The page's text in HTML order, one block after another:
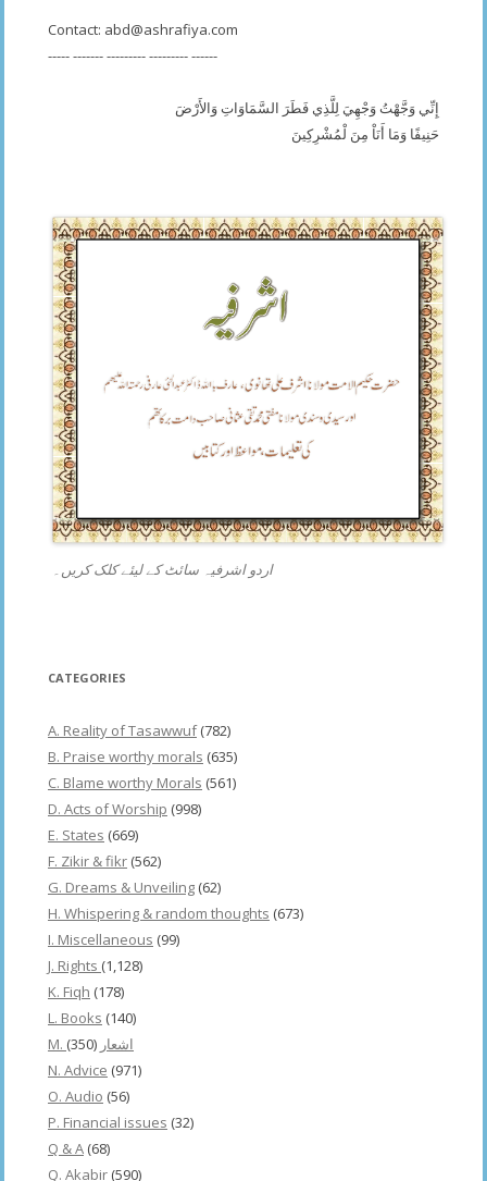
Contact: abd@ashrafiya.com
----- ------- --------- --------- ------
إِنِّي وَجَّهْتُ وَجْهِيَ لِلَّذِي فَطَرَ السَّمَاوَاتِ وَالأَرْضَ
حَنِيفًا وَمَا أَنَاْ مِنَ لْمُشْرِكِينَ
اردو اشرفیہ سائٹ کے لیئے کلک کریں۔
CATEGORIES
A. Reality of Tasawwuf(782)
B. Praise worthy morals (635)
C. Blame worthy Morals (561)
D. Acts of Worship (998)
E. States (669)
F. Zikir & fikr (562)
G. Dreams & Unveiling (62)
H. Whispering & random thoughts (673)
I. Miscellaneous (99)
J. Rights (1,128)
K. Fiqh (178)
L. Books (140)
M. اشعار (350)
N. Advice (971)
O. Audio (56)
P. Financial issues (32)
Q & A (68)
Q. Akabir (590)